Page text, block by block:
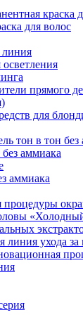
краска
для волос
линия
прямого
для
тон в тон без
аммиака
аммиака
процедуры
линия ухода